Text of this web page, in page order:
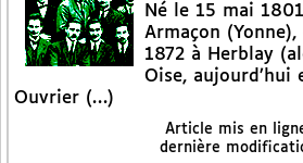
Né le 15 mai
Armaçon
1872 à Herblay
Oise, aujourd’hui
Ouvrier (…)
Article mis en
dernière